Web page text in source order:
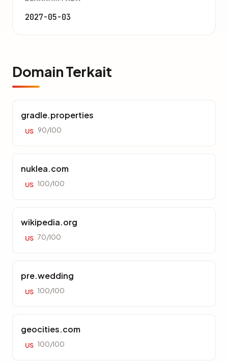
2027-05-03
Domain Terkait
gradle.properties
US 90/100
nuklea.com
US 100/100
wikipedia.org
US 70/100
pre.wedding
US 100/100
geocities.com
US 100/100